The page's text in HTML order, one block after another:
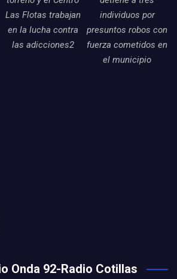
Las Flotas trabajan
en la lucha contra
las adicciones2
individuos por
presuntos robos con
fuerza cometidos en
el municipio
Onda 92-Radio Cotillas